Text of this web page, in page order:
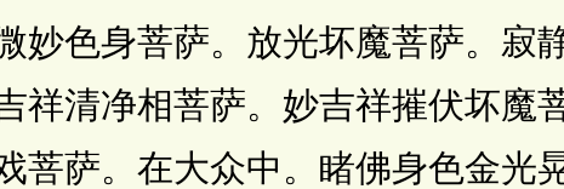
妙色身菩萨。放光坏魔菩萨。寂
祥清净相菩萨。妙吉祥摧伏坏魔
菩萨。在大众中。睹佛身色金光